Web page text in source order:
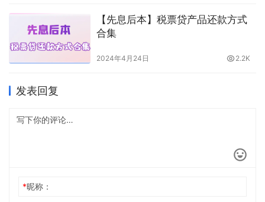
【先息后本】税票贷产品还款方式
合集
2024年4月24日 2.2K
发表回复
*昵称：